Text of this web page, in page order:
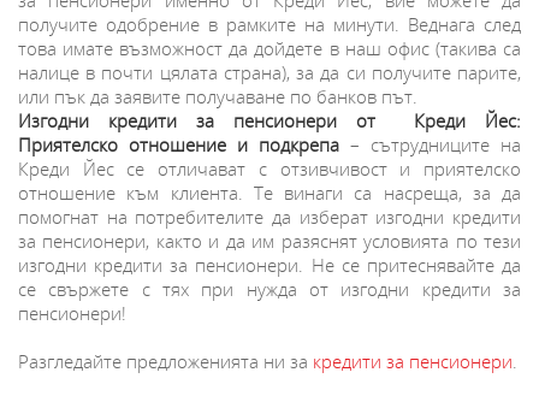
получите одобрение в рамките на минути. Веднага след
това имате възможност да дойдете в наш офис (такива са
налице в почти цялата страна), за да си получите парите,
или пък да заявите получаване по банков път.
Изгодни кредити за пенсионери от Креди Йес:
Приятелско отношение и подкрепа – сътрудниците на
Креди Йес се отличават с отзивчивост и приятелско
отношение към клиента. Те винаги са насреща, за да
помогнат на потребителите да изберат изгодни кредити
за пенсионери, както и да им разяснят условията по тези
изгодни кредити за пенсионери. Не се притеснявайте да
се свържете с тях при нужда от изгодни кредити за
пенсионери!
Разгледайте предложенията ни за кредити за пенсионери.